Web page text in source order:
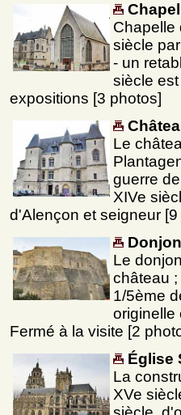
Chapelle
siècle
- un
siècle
expositions [3 photos]
Le
guerre
XIVe
d'Alençon et seigneur [9
Donjon
Le
château
1/5ème
originelle
Fermé à la visite [2
Église
La
XVe